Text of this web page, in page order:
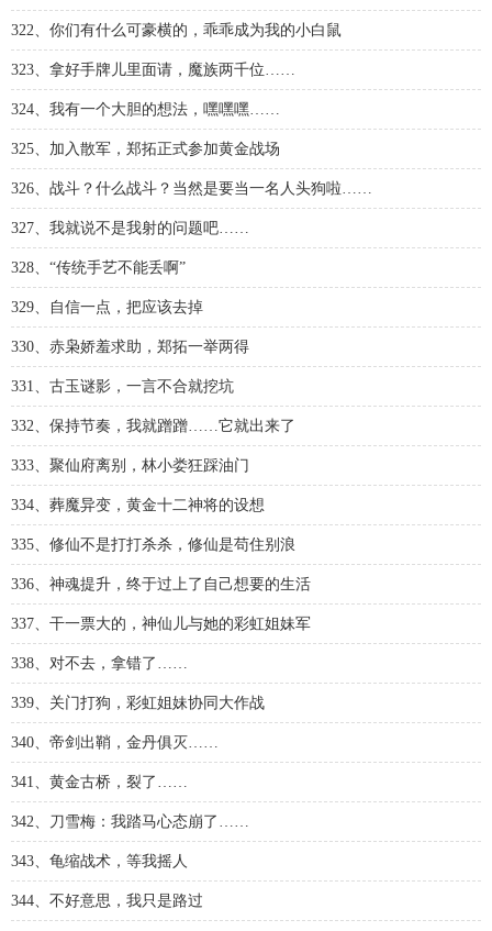
322、你们有什么可豪横的，乖乖成为我的小白鼠
323、拿好手牌儿里面请，魔族两千位……
324、我有一个大胆的想法，嘿嘿嘿……
325、加入散军，郑拓正式参加黄金战场
326、战斗？什么战斗？当然是要当一名人头狗啦……
327、我就说不是我射的问题吧……
328、“传统手艺不能丢啊”
329、自信一点，把应该去掉
330、赤枭娇羞求助，郑拓一举两得
331、古玉谜影，一言不合就挖坑
332、保持节奏，我就蹭蹭……它就出来了
333、聚仙府离别，林小娄狂踩油门
334、葬魔异变，黄金十二神将的设想
335、修仙不是打打杀杀，修仙是苟住别浪
336、神魂提升，终于过上了自己想要的生活
337、干一票大的，神仙儿与她的彩虹姐妹军
338、对不去，拿错了……
339、关门打狗，彩虹姐妹协同大作战
340、帝剑出鞘，金丹俱灭……
341、黄金古桥，裂了……
342、刀雪梅：我踏马心态崩了……
343、龟缩战术，等我摇人
344、不好意思，我只是路过